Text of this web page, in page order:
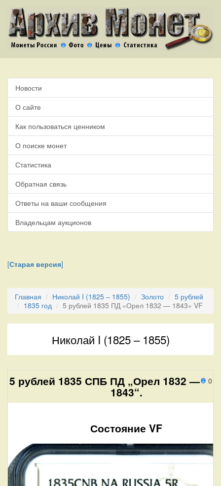
Новости
О сайте
Как пользоваться ценником
О поиске монет
Статистика
Обратная связь
Ответы на ваши сообщения
Владельцам аукционов
[Старая версия]
Главная Николай I (1825 – 1855) Золото
5 рублей
1835 год
5 рублей 1835 ПД «Орел 1832 — 1843» VF
Николай I (1825 – 1855)
0
5 рублей 1835 СПБ ПД „Орел 1832 —
1843“.
Состояние VF